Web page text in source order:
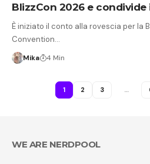
BlizzCon 2026 e
È iniziato il conto alla rovescia per la
Convention…
Mika 4 Min
1 2 3 …
WE ARE NERDPOOL